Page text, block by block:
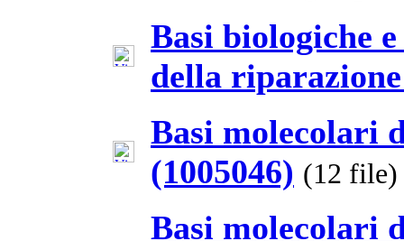
Basi biologiche
della
Basi molecolari
(1005046) (12 file)
Basi molecolari